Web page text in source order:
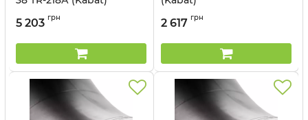
5 203 грн 2 617 грн